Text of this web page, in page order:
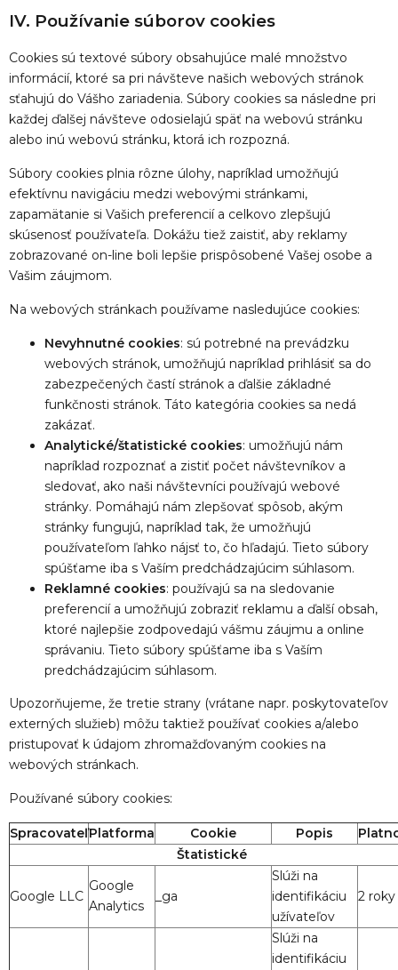
IV. Používanie súborov cookies
Cookies sú textové súbory obsahujúce malé množstvo
informácií, ktoré sa pri návšteve našich webových stránok
sťahujú do Vášho zariadenia. Súbory cookies sa následne pri
každej ďalšej návšteve odosielajú späť na webovú stránku
alebo inú webovú stránku, ktorá ich rozpozná.
Súbory cookies plnia rôzne úlohy, napríklad umožňujú
efektívnu navigáciu medzi webovými stránkami,
zapamätanie si Vašich preferencií a celkovo zlepšujú
skúsenosť používateľa. Dokážu tiež zaistiť, aby reklamy
zobrazované on-line boli lepšie prispôsobené Vašej osobe a
Vašim záujmom.
Na webových stránkach používame nasledujúce cookies:
Nevyhnutné cookies: sú potrebné na prevádzku
webových stránok, umožňujú napríklad prihlásiť sa do
zabezpečených častí stránok a ďalšie základné
funkčnosti stránok. Táto kategória cookies sa nedá
zakázať.
Analytické/štatistické cookies: umožňujú nám
napríklad rozpoznať a zistiť počet návštevníkov a
sledovať, ako naši návštevníci používajú webové
stránky. Pomáhajú nám zlepšovať spôsob, akým
stránky fungujú, napríklad tak, že umožňujú
používateľom ľahko nájsť to, čo hľadajú. Tieto súbory
spúšťame iba s Vaším predchádzajúcim súhlasom.
Reklamné cookies: používajú sa na sledovanie
preferencií a umožňujú zobraziť reklamu a ďalší obsah,
ktoré najlepšie zodpovedajú vášmu záujmu a online
správaniu. Tieto súbory spúšťame iba s Vaším
predchádzajúcim súhlasom.
Upozorňujeme, že tretie strany (vrátane napr. poskytovateľov
externých služieb) môžu taktiež používať cookies a/alebo
pristupovať k údajom zhromažďovaným cookies na
webových stránkach.
Používané súbory cookies:
SpracovateľPlatforma Cookie Popis
Štatistické
Google LLC
Google
Analytics
_ga
Slúži na
identifikáciu
užívateľov
2 roky
Slúži na
identifikáciu